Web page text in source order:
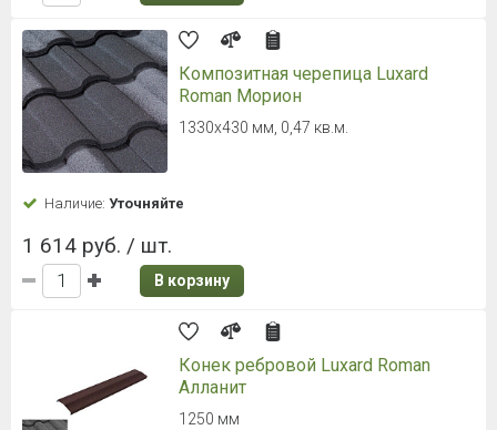
Композитная черепица Luxard
Roman Морион
1330х430 мм, 0,47 кв.м.
Наличие: Уточняйте
1 614 руб. / шт.
В корзину
Конек ребровой Luxard Roman
Алланит
1250 мм